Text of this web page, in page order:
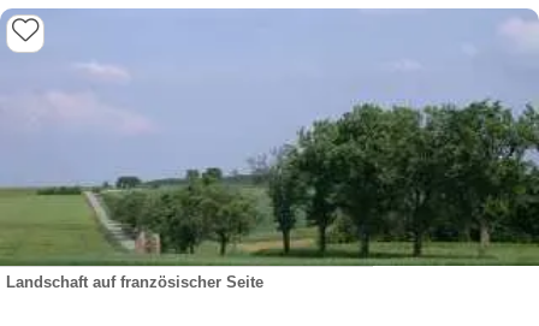
Landschaft auf französischer Seite